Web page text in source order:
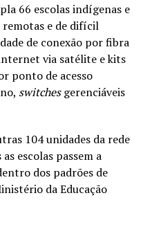
66 escolas indígenas e
remotas e de difícil
de conexão por fibra
via satélite e kits
ponto de acesso
switchesgerenciáveis
104 unidades da rede
escolas passem a
dos padrões de
da Educação